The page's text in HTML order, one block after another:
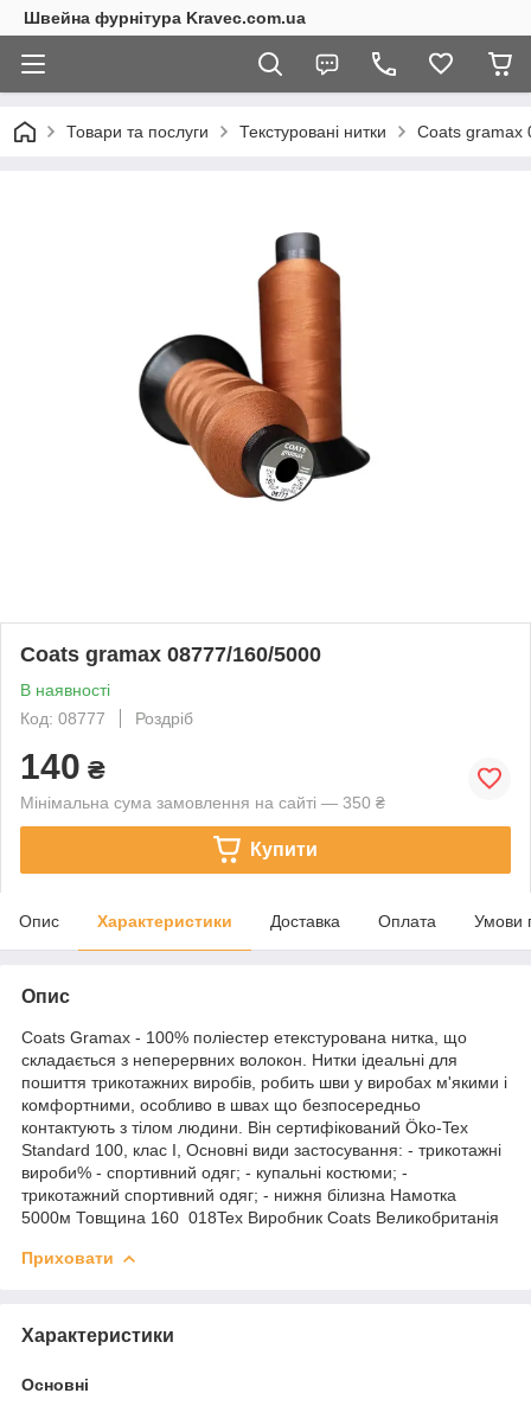
Швейна фурнітура Kravec.com.ua
Товари та послуги Текстуровані нитки Coats gramax
Coats gramax 08777/160/5000
В наявності
Код: 08777
Роздріб
140 ₴
Мінімальна сума замовлення на сайті — 350 ₴
Купити
Опис Характеристики Доставка Оплата Умови
Опис
Coats Gramax - 100% поліестер етекстурована нитка, що
складається з неперервних волокон. Нитки ідеальні для
пошиття трикотажних виробів, робить шви у виробах м'якими і
комфортними, особливо в швах що безпосередньо
контактують з тілом людини. Він сертифікований Öko-Tex
Standard 100, клас I, Основні види застосування: - трикотажні
вироби% - спортивний одяг; - купальні костюми; -
трикотажний спортивний одяг; - нижня білизна Намотка
5000м Товщина 160 018Tex Виробник Coats Великобританія
Приховати
Характеристики
Основні